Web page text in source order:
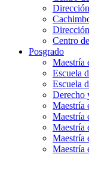
Centro
Posgrado
Maestría
Escuela
Escuela
Derecho
Maestría
Maestría
Maestría
Maestría
Maestría